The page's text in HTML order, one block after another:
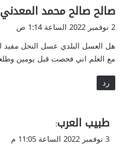
ي
ق
ل
صالح صالح محمد المعدني
2 نوفمبر 2022 الساعة 1:14 ص
هل العسل البلدي عسل النحل
مع العلم اني فحصت قبل يومين وطلعت
رد
ي
ق
طبيب العرب:
3 نوفمبر 2022 الساعة 11:05 م